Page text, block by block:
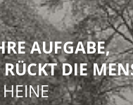
AUFGABE,
DIE